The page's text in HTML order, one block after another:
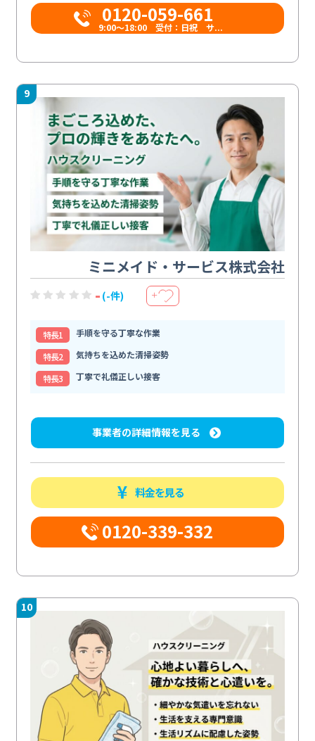
0120-059-661
9:00〜18:00 受付：日祝 サ...
9
ミニメイド・サービス株式会社
- (-件) ＋
特⻑1
手順を守る丁寧な作業
特⻑2
気持ちを込めた清掃姿勢
特⻑3
丁寧で礼儀正しい接客
事業者の詳細情報を見る
料金を見る
0120-339-332
10